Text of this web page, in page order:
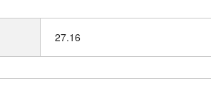
27.16